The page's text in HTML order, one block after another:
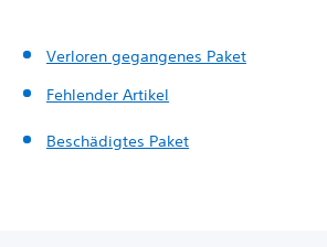
Verloren gegangenes Paket
Fehlender Artikel
Beschädigtes Paket